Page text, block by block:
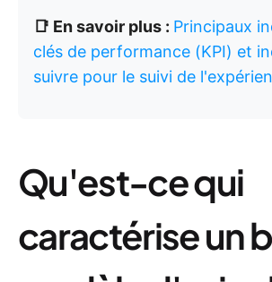
📑 En savoir plus : Principaux
clés de performance (KPI) et
suivre pour le suivi de
Qu'est-ce qui
caractérise un